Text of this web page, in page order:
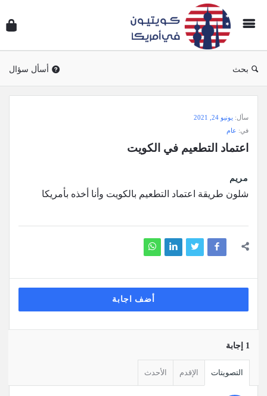
بحث أسأل سؤال
وجواب
الاحدث
سأل: يونيو 24, 2021
في: عام
اعتماد التطعيم في الكويت
مريم
شلون طريقة اعتماد التطعيم بالكويت وأنا أخذه بأمريكا
أضف اجابة
‫1 إجابة
التصويتات الإقدم الأحدث